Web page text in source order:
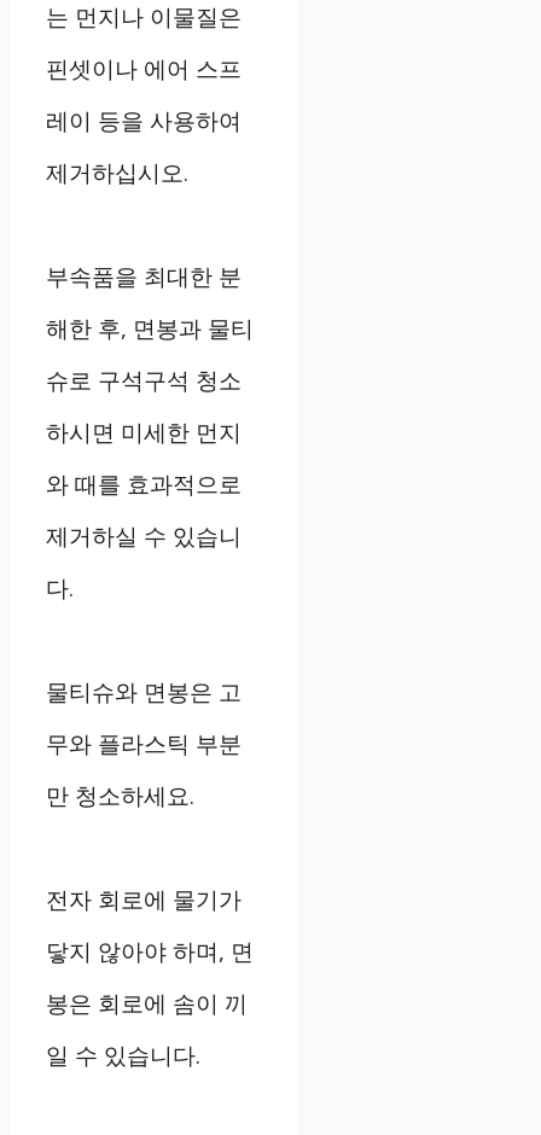
는 먼지나 이물질은
핀셋이나 에어 스프
레이 등을 사용하여
제거하십시오.
부속품을 최대한 분
해한 후, 면봉과 물티
슈로 구석구석 청소
하시면 미세한 먼지
와 때를 효과적으로
제거하실 수 있습니
다.
물티슈와 면봉은 고
무와 플라스틱 부분
만 청소하세요.
전자 회로에 물기가
닿지 않아야 하며, 면
봉은 회로에 솜이 끼
일 수 있습니다.